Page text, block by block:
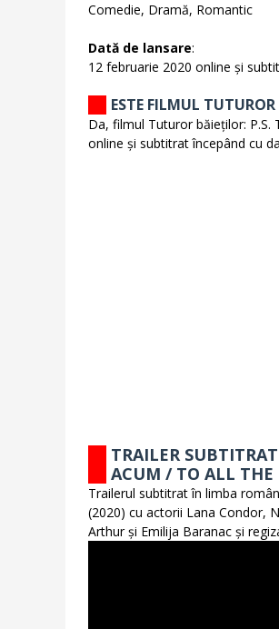
Comedie, Dramă, Romantic
Dată de lansare:
12 februarie 2020 online și
ESTE FILMUL
Da, filmul Tuturor băieților:
online și subtitrat începând cu
TRAILER
ACUM / TO ALL THE
Trailerul subtitrat în limba
(2020) cu actorii Lana Condor,
Arthur și Emilija Baranac și